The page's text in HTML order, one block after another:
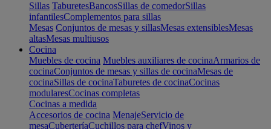
Sillas TaburetesBancosSillas de comedorSillas
infantilesComplementos para sillas
Mesas Conjuntos de mesas y sillasMesas extensiblesMesas
altasMesas multiusos
Cocina
Muebles de cocina Muebles auxiliares de cocinaArmarios de
cocinaConjuntos de mesas y sillas de cocinaMesas de
cocinaSillas de cocinaTaburetes de cocinaCocinas
modularesCocinas completas
Cocinas a medida
Accesorios de cocina MenajeServicio de
mesaCuberteríaCuchillos para chefVinos y